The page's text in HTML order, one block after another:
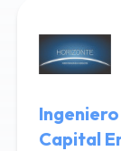
Capital